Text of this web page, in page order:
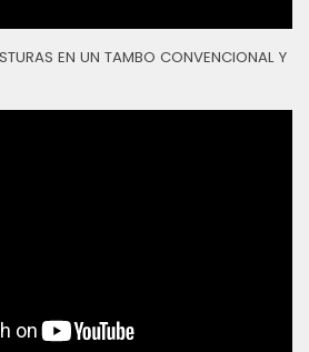
EN UN TAMBO CONVENCIONAL Y